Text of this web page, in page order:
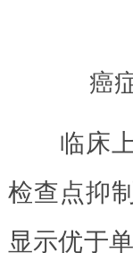
癌
临床
检查点抑
显示优于